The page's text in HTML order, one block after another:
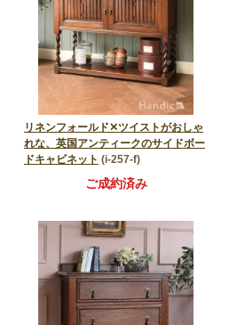
リネンフォールド✕ツイストがおしゃ
れな、英国アンティークのサイドボー
ドキャビネット (i-257-f)
ご成約済み